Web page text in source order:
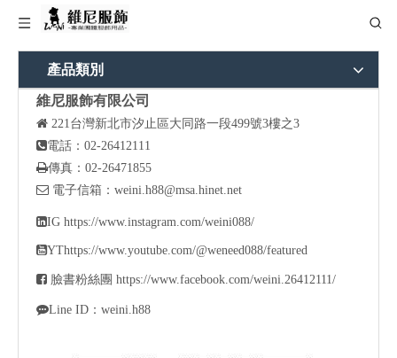
產品類別
維尼服飾有限公司
 221台灣新北市汐止區大同路一段499號3樓之3
電話：02-26412111
傳真：02-26471855
 電子信箱： weini.h88@msa.hinet.net
IG https://www.instagram.com/weini088/
YThttps://www.youtube.com/@weneed088/featured
 臉書粉絲團 https://www.facebook.com/weini.26412111/
Line ID：weini.h88